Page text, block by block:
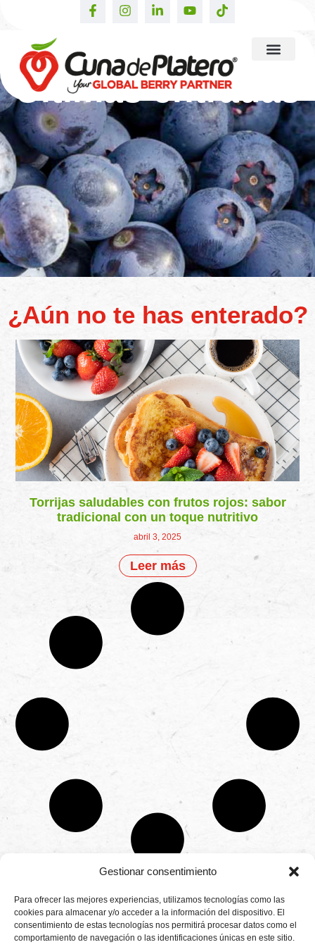
Gestionar consentimiento
Para ofrecer las mejores experiencias, utilizamos tecnologías como las
cookies para almacenar y/o acceder a la información del dispositivo. El
consentimiento de estas tecnologías nos permitirá procesar datos como el
comportamiento de navegación o las identificaciones únicas en este sitio.
Últimas entradas
¿Aún no te has enterado?
Torrijas saludables con frutos rojos: sabor
tradicional con un toque nutritivo
abril 3, 2025
Leer más
Productores
de
fresas,
CONTÁCTANOS
Camino de
Montemayor s/n
21800 Moguer.
Huelva ESPAÑA.
Aviso legal
Política de
privacidad